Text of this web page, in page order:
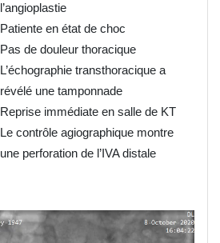
l’angioplastie
Patiente en état de choc
Pas de douleur thoracique
L’échographie transthoracique a
révélé une tamponnade
Reprise immédiate en salle de KT
Le contrôle agiographique montre
une perforation de l’IVA distale